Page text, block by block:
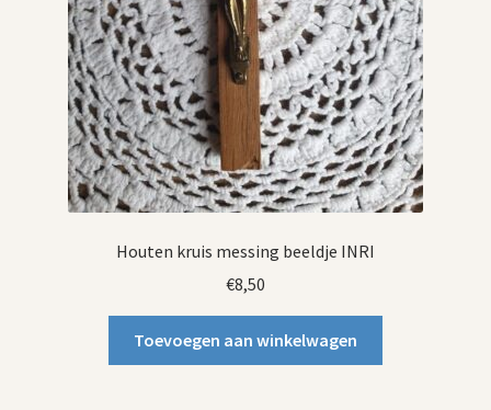
Houten kruis messing beeldje INRI
€8,50
Toevoegen aan winkelwagen